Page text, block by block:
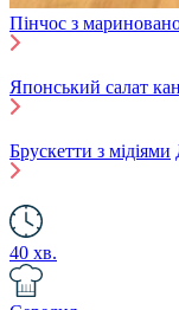
Пінчос з
Японський салат
Брускетти з мідіями
40 хв.